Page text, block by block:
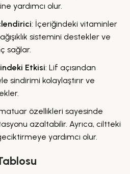
yardımcı olur.
: İçeriğindeki vitaminler
sistemini destekler ve
sağlar.
Etkisi: Lif açısından
sindirimi kolaylaştırır ve
özellikleri sayesinde
azaltabilir. Ayrıca, ciltteki
yardımcı olur.